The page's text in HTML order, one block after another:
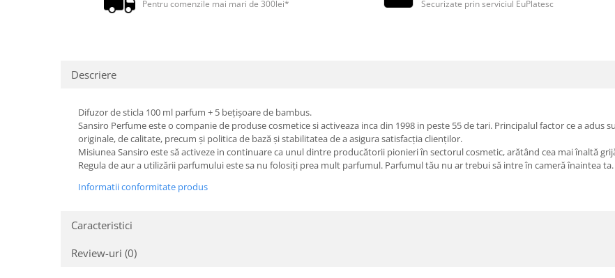
Pentru comenzile mai mari de 300lei* Securizate prin serviciul EuPlatesc
Descriere
Difuzor de sticla 100 ml parfum + 5 bețișoare de bambus.
Sansiro Perfume este o companie de produse cosmetice si activeaza inca din 1998 in peste 55 de tari. Principalul factor ce a
originale, de calitate, precum și politica de bază și stabilitatea de a asigura satisfacția clienților.
Misiunea Sansiro este să activeze in continuare ca unul dintre producătorii pionieri în sectorul cosmetic, arătând cea mai înaltă
Regula de aur a utilizării parfumului este sa nu folosiți prea mult parfumul. Parfumul tău nu ar trebui să intre în cameră înaintea ta.
Informatii conformitate produs
Caracteristici
Review-uri (0)